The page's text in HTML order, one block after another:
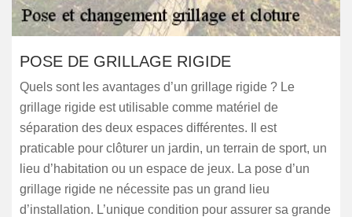
POSE DE GRILLAGE RIGIDE
Quels sont les avantages d’un grillage rigide ? Le
grillage rigide est utilisable comme matériel de
séparation des deux espaces différentes. Il est
praticable pour clôturer un jardin, un terrain de sport, un
lieu d’habitation ou un espace de jeux. La pose d’un
grillage rigide ne nécessite pas un grand lieu
d’installation. L’unique condition pour assurer sa grande